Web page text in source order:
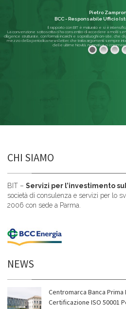
Il rapporto con BIT è maturato e si è
La convenzione sottoscritta ci ha consentito di accedere a molti
diligence strutturate, con formali incarichi e sopralluoghi on-site, che
mezzo della periodica newsletter, che tratta argomenti sempre
delle ultime Novità, normative o
Pietro
BCC - Responsabile Ufficio
Leggi di più
CHI SIAMO
BIT – Servizi per l’investimento
società di consulenza e servizi per lo
2006 con sede a Parma.
NEWS
Centromarca Banca Prima
Certificazione ISO 50001